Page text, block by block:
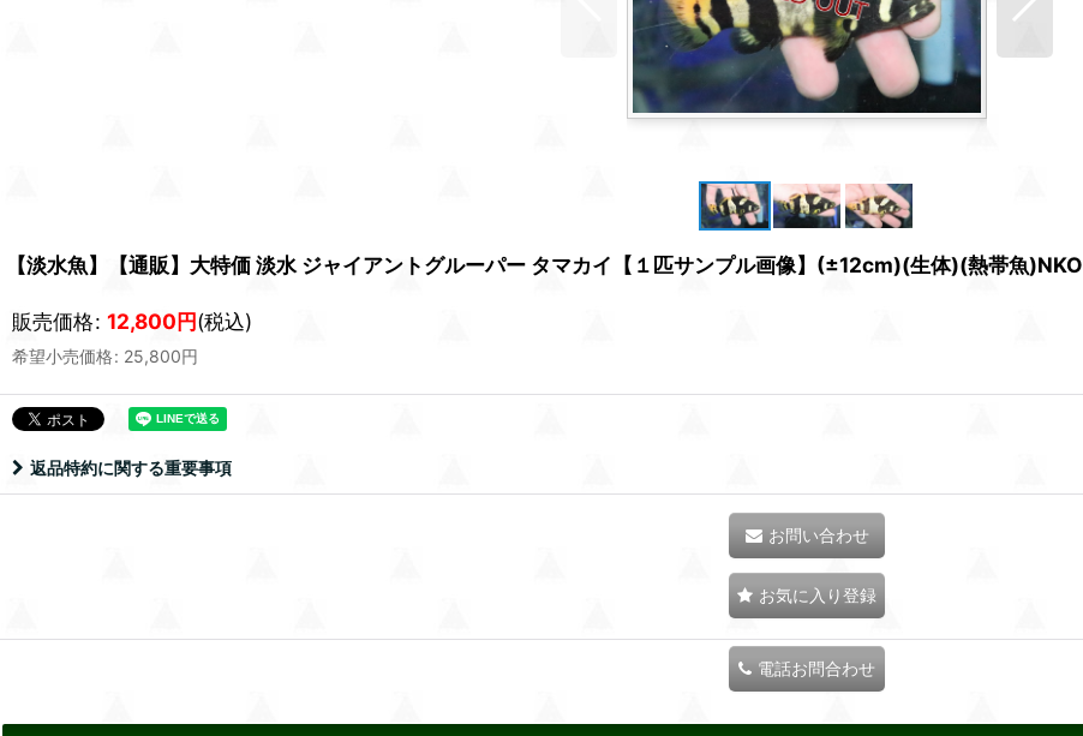
【淡水魚】【通販】大特価 淡水 ジャイアントグルーパー タマカイ【１匹サンプル画像】(±12cm)(生体)(熱帯魚)NKO
販売価格: 12,800円(税込)
希望小売価格: 25,800円
返品特約に関する重要事項
お問い合わせ
お気に入り登録
電話お問合わせ